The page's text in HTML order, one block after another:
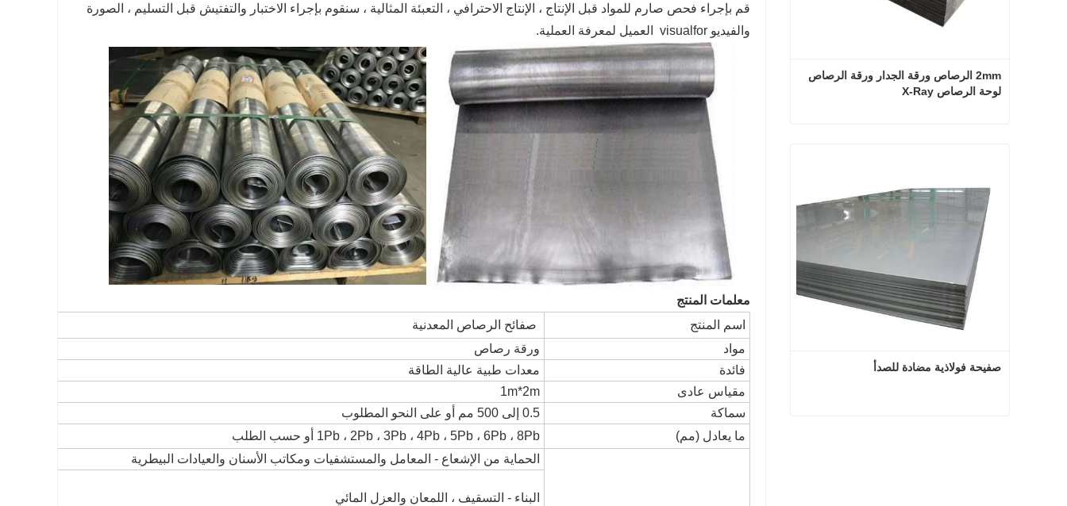
قم بإجراء فحص صارم للمواد قبل الإنتاج ، الإنتاج الاحترافي ، التعبئة المثالية ، سنقوم بإجراء الاختبار والتفتيش قبل التسليم ، الصورة
والفيديو visualfor
العميل لمعرفة العملية.
معلمات المنتج
اسم المنتج
صفائح الرصاص المعدنية
مواد
ورقة رصاص
فائدة
معدات طبية عالية الطاقة
مقياس عادى
1m*2m
سماكة
0.5 إلى 500 مم أو على النحو المطلوب
ما يعادل (مم)
1Pb ، 2Pb ، 3Pb ، 4Pb ، 5Pb ، 6Pb ، 8Pb أو حسب الطلب
الحماية من الإشعاع - المعامل والمستشفيات ومكاتب الأسنان والعيادات البيطرية
البناء - التسقيف ، اللمعان والعزل المائي
لوحة الرصاص X-Ray
صفيحة فولاذية مضادة للصدأ